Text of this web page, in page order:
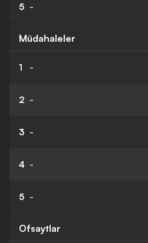
5 -
Müdahaleler
1 -
2 -
3 -
4 -
5 -
Ofsaytlar